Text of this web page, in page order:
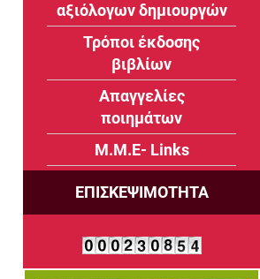
αξιόλογων δημιουργών
Τρόποι έκδοσης
βιβλίων
Απαγγελίες
ποιημάτων
Μ.Μ.Ε- Links
ΕΠΙΣΚΕΨΙΜΟΤΗΤΑ